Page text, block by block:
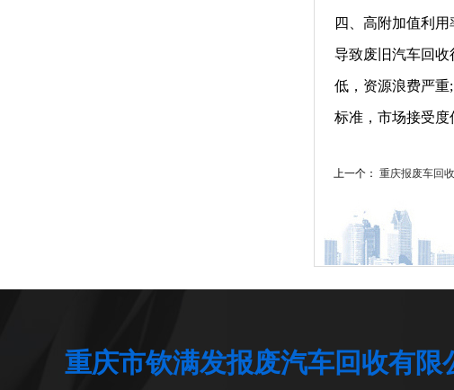
四、高附加值利
导致废旧汽车回
低，资源浪费严
标准，市场接受度
上一个： 重庆报废车回
重庆市钦满发报废汽车回收有限